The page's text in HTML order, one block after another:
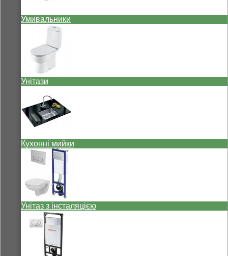
Умивальники
Унітази
Кухонні мийки
Унітаз з інсталяцією